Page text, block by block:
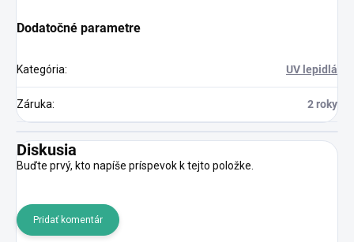
Dodatočné parametre
Kategória: UV lepidlá
Záruka: 2 roky
Diskusia
Buďte prvý, kto napíše príspevok k tejto položke.
Pridať komentár